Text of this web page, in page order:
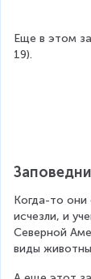
Еще в этом
19).
Когда-то
исчезли, и
Северной
виды